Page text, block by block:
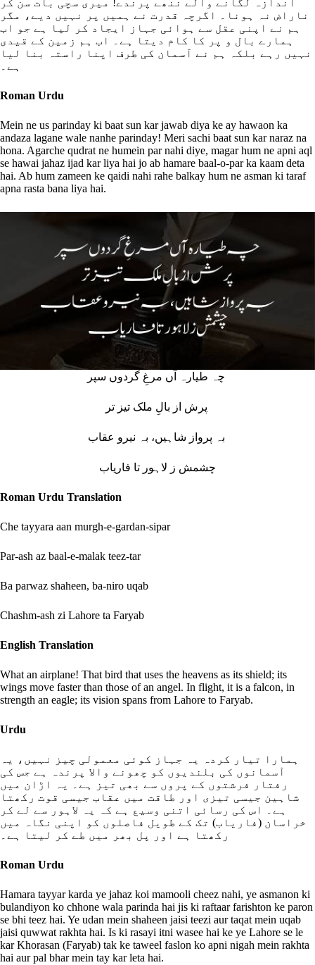
اندازہ لگانے والے ننھے پرندے! میری سچی بات سن کر
ناراض نہ ہونا۔ اگرچہ قدرت نے ہمیں پر نہیں دیے، مگر
ہم نے اپنی عقل سے ہوائی جہاز ایجاد کر لیا ہے جو اب
ہمارے بال و پر کا کام دیتا ہے۔ اب ہم زمین کے قیدی
نہیں رہے بلکہ ہم نے آسمان کی طرف اپنا راستہ بنا لیا
ہے۔
Roman Urdu
Mein ne us parinday ki baat sun kar jawab diya ke ay hawaon ka
andaza lagane wale nanhe parinday! Meri sachi baat sun kar naraz na
hona. Agarche qudrat ne humein par nahi diye, magar hum ne apni aql
se hawai jahaz ijad kar liya hai jo ab hamare baal-o-par ka kaam deta
hai. Ab hum zameen ke qaidi nahi rahe balkay hum ne asman ki taraf
apna rasta bana liya hai.
چشمش ز لاہور تا فاریاب
Roman Urdu Translation
Che tayyara aan murgh-e-gardan-sipar
Par-ash az baal-e-malak teez-tar
Ba parwaz shaheen, ba-niro uqab
Chashm-ash zi Lahore ta Faryab
English Translation
What an airplane! That bird that uses the heavens as its shield; its
wings move faster than those of an angel. In flight, it is a falcon, in
strength an eagle; its vision spans from Lahore to Faryab.
Urdu
ہمارا تیار کردہ یہ جہاز کوئی معمولی چیز نہیں، یہ
آسمانوں کی بلندیوں کو چھونے والا پرندہ ہے جس کی
رفتار فرشتوں کے پروں سے بھی تیز ہے۔ یہ اڑان میں
شاہین جیسی تیزی اور طاقت میں عقاب جیسی قوت رکھتا
ہے۔ اس کی رسائی اتنی وسیع ہے کہ یہ لاہور سے لے کر
خراسان (فاریاب) تک کے طویل فاصلوں کو اپنی نگاہ میں
رکھتا ہے اور پل بھر میں طے کر لیتا ہے۔
Roman Urdu
Hamara tayyar karda ye jahaz koi mamooli cheez nahi, ye asmanon ki
bulandiyon ko chhone wala parinda hai jis ki raftaar farishton ke paron
se bhi teez hai. Ye udan mein shaheen jaisi teezi aur taqat mein uqab
jaisi quwwat rakhta hai. Is ki rasayi itni wasee hai ke ye Lahore se le
kar Khorasan (Faryab) tak ke taweel faslon ko apni nigah mein rakhta
hai aur pal bhar mein tay kar leta hai.